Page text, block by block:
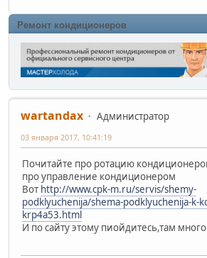
Ремонт кондиционеров
wartandax
Администратор
03 января 2017, 10:41:19
Почитайте про ротацию
про управление кондиционером
Вот http://www.cpk-m.ru/servis/shemy-
podklyuchenija/shema-podklyuchenija-k-
krp4a53.html
И по сайту этому пиойдитесь,там